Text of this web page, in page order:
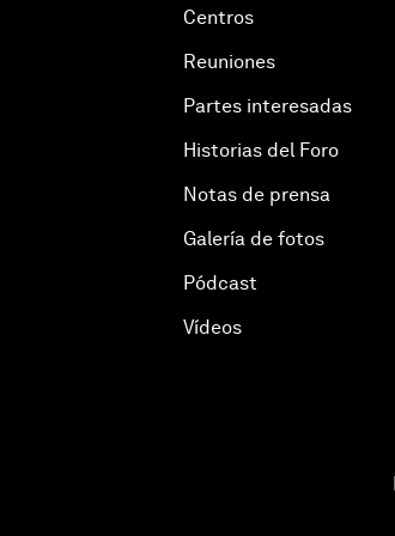
Centros
Reuniones
Partes interesadas
Historias del Foro
Notas de prensa
Galería de fotos
Pódcast
Vídeos